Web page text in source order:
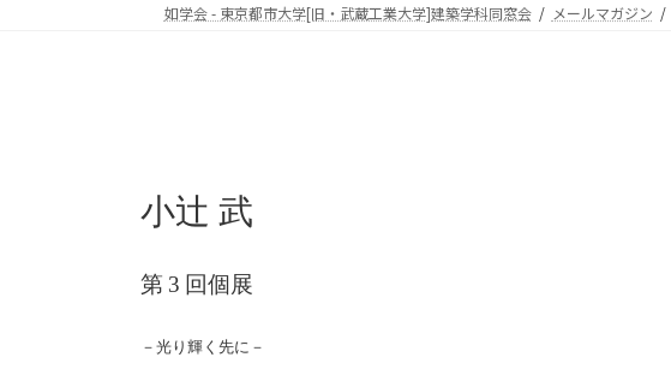
如学会 - 東京都市大学[旧・武蔵工業大学]建築学科同窓会 メールマガジン
小辻 武
第 3 回個展
－光り輝く先に－